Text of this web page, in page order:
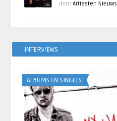
doorArtiesten Nieuws
INTERVIEWS
ALBUMS EN SINGLES